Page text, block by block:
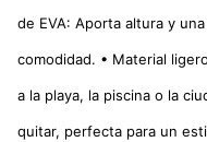
de EVA: Aporta altura y
comodidad. • Material
a la playa, la piscina o la
quitar, perfecta para un